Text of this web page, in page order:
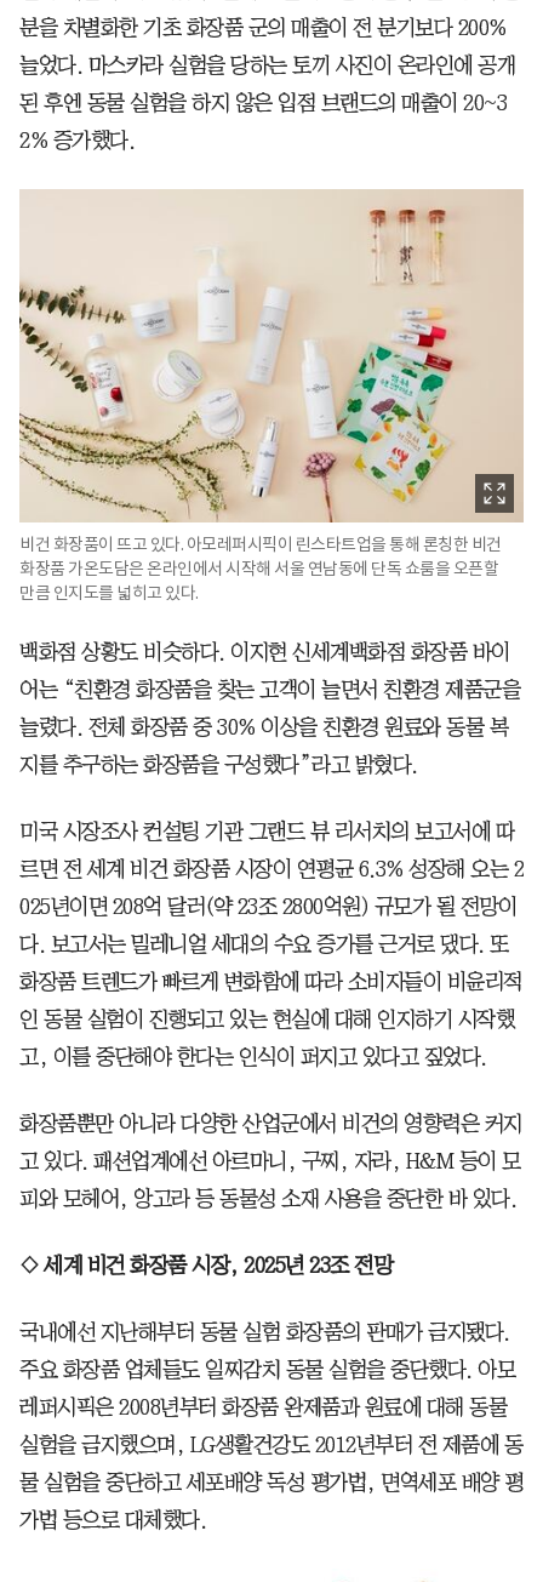
분을 차별화한 기초 화장품 군의 매출이 전 분기보다 200%
늘었다. 마스카라 실험을 당하는 토끼 사진이 온라인에 공개
된 후엔 동물 실험을 하지 않은 입점 브랜드의 매출이 20~3
2% 증가했다.
비건 화장품이 뜨고 있다. 아모레퍼시픽이 린스타트업을 통해 론칭한 비건
화장품 가온도담은 온라인에서 시작해 서울 연남동에 단독 쇼룸을 오픈할
만큼 인지도를 넓히고 있다.
백화점 상황도 비슷하다. 이지현 신세계백화점 화장품 바이
어는 “친환경 화장품을 찾는 고객이 늘면서 친환경 제품군을
늘렸다. 전체 화장품 중 30% 이상을 친환경 원료와 동물 복
지를 추구하는 화장품을 구성했다”라고 밝혔다.
미국 시장조사 컨설팅 기관 그랜드 뷰 리서치의 보고서에 따
르면 전 세계 비건 화장품 시장이 연평균 6.3% 성장해 오는 2
025년이면 208억 달러(약 23조 2800억원) 규모가 될 전망이
다. 보고서는 밀레니얼 세대의 수요 증가를 근거로 댔다. 또
화장품 트렌드가 빠르게 변화함에 따라 소비자들이 비윤리적
인 동물 실험이 진행되고 있는 현실에 대해 인지하기 시작했
고, 이를 중단해야 한다는 인식이 퍼지고 있다고 짚었다.
화장품뿐만 아니라 다양한 산업군에서 비건의 영향력은 커지
고 있다. 패션업계에선 아르마니, 구찌, 자라, H&M 등이 모
피와 모헤어, 앙고라 등 동물성 소재 사용을 중단한 바 있다.
◇ 세계 비건 화장품 시장, 2025년 23조 전망
국내에선 지난해부터 동물 실험 화장품의 판매가 금지됐다.
주요 화장품 업체들도 일찌감치 동물 실험을 중단했다. 아모
레퍼시픽은 2008년부터 화장품 완제품과 원료에 대해 동물
실험을 금지했으며, LG생활건강도 2012년부터 전 제품에 동
물 실험을 중단하고 세포배양 독성 평가법, 면역세포 배양 평
가법 등으로 대체했다.